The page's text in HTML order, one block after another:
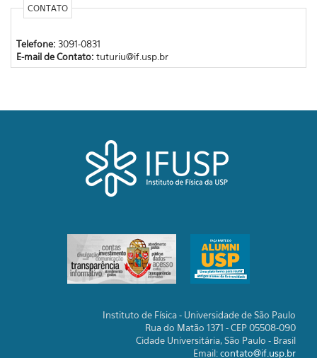
CONTATO
Telefone: 3091-0831
E-mail de Contato: tuturiu@if.usp.br
Instituto de Física - Universidade de São Paulo
Rua do Matão 1371 - CEP 05508-090
Cidade Universitária, São Paulo - Brasil
Email:contato@if.usp.br